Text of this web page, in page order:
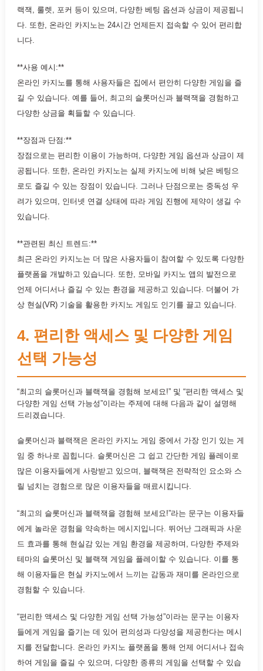
랙잭, 룰렛, 포커 등이 있으며, 다양한 베팅 옵션과 상금이 제공됩니
다. 또한, 온라인 카지노는 24시간 언제든지 접속할 수 있어 편리합
니다.
**사용 예시:**
온라인 카지노를 통해 사용자들은 집에서 편안히 다양한 게임을 즐
길 수 있습니다. 예를 들어, 최고의 슬롯머신과 블랙잭을 경험하고
다양한 상금을 획들할 수 있습니다.
**장점과 단점:**
장점으로는 편리한 이용이 가능하며, 다양한 게임 옵션과 상금이 제
공됩니다. 또한, 온라인 카지노는 실제 카지노에 비해 낮은 베팅으
로도 즐길 수 있는 장점이 있습니다. 그러나 단점으로는 중독성 우
려가 있으며, 인터넷 연결 상태에 따라 게임 진행에 제약이 생길 수
있습니다.
**관련된 최신 트렌드:**
최근 온라인 카지노는 더 많은 사용자들이 참여할 수 있도록 다양한
플랫폼을 개발하고 있습니다. 또한, 모바일 카지노 앱의 발전으로
언제 어디서나 즐길 수 있는 환경을 제공하고 있습니다. 더불어 가
상 현실(VR) 기술을 활용한 카지노 게임도 인기를 끌고 있습니다.
4. 편리한 액세스 및 다양한 게임
선택 가능성
“최고의 슬롯머신과 블랙잭을 경험해 보세요!” 및 “편리한 액세스 및
다양한 게임 선택 가능성”이라는 주제에 대해 다음과 같이 설명해
드리겠습니다.
슬롯머신과 블랙잭은 온라인 카지노 게임 중에서 가장 인기 있는 게
임 중 하나로 꼽힙니다. 슬롯머신은 그 쉽고 간단한 게임 플레이로
많은 이용자들에게 사랑받고 있으며, 블랙잭은 전략적인 요소와 스
릴 넘치는 경험으로 많은 이용자들을 매료시킵니다.
“최고의 슬롯머신과 블랙잭을 경험해 보세요!”라는 문구는 이용자들
에게 놀라운 경험을 약속하는 메시지입니다. 뛰어난 그래픽과 사운
드 효과를 통해 현실감 있는 게임 환경을 제공하며, 다양한 주제와
테마의 슬롯머신 및 블랙잭 게임을 플레이할 수 있습니다. 이를 통
해 이용자들은 현실 카지노에서 느끼는 감동과 재미를 온라인으로
경험할 수 있습니다.
“편리한 액세스 및 다양한 게임 선택 가능성”이라는 문구는 이용자
들에게 게임을 즐기는 데 있어 편의성과 다양성을 제공한다는 메시
지를 전달합니다. 온라인 카지노 플랫폼을 통해 언제 어디서나 접속
하여 게임을 즐길 수 있으며, 다양한 종류의 게임을 선택할 수 있습